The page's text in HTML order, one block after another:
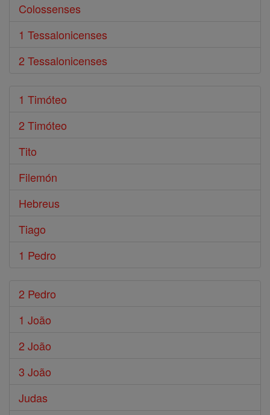
Colossenses
1 Tessalonicenses
2 Tessalonicenses
1 Timóteo
2 Timóteo
Tito
Filemón
Hebreus
Tiago
1 Pedro
2 Pedro
1 João
2 João
3 João
Judas